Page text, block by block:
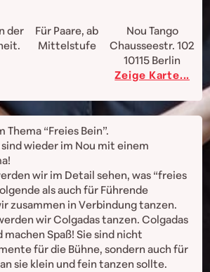
der
Für Paare, ab
Mittelstufe
Nou Tango
Chausseestr. 102
10115 Berlin
Zeige Karte...
“Freies Bein”.
sind wieder im Nou mit einem
wir im Detail sehen, was “freies
als auch für Führende
zusammen in Verbindung tanzen.
wir Colgadas tanzen. Colgadas
machen Spaß! Sie sind nicht
für die Bühne, sondern auch für
sie klein und fein tanzen sollte.